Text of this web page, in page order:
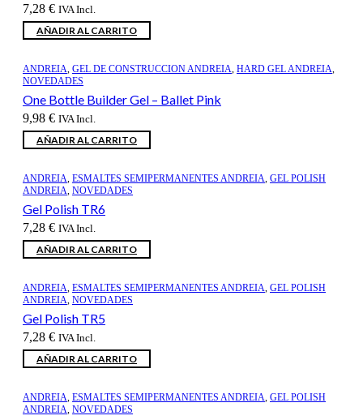
7,28 € IVA Incl.
AÑADIR AL CARRITO
ANDREIA, GEL DE CONSTRUCCION ANDREIA, HARD GEL ANDREIA,
NOVEDADES
One Bottle Builder Gel – Ballet Pink
9,98 € IVA Incl.
AÑADIR AL CARRITO
ANDREIA, ESMALTES SEMIPERMANENTES ANDREIA, GEL POLISH
ANDREIA, NOVEDADES
Gel Polish TR6
7,28 € IVA Incl.
AÑADIR AL CARRITO
ANDREIA, ESMALTES SEMIPERMANENTES ANDREIA, GEL POLISH
ANDREIA, NOVEDADES
Gel Polish TR5
7,28 € IVA Incl.
AÑADIR AL CARRITO
ANDREIA, ESMALTES SEMIPERMANENTES ANDREIA, GEL POLISH
ANDREIA, NOVEDADES